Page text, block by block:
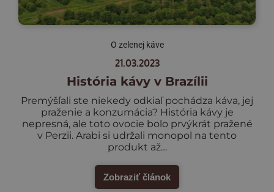
O zelenej káve
21.03.2023
História kávy v Brazílii
Premýšľali ste niekedy odkiaľ pochádza káva, jej
praženie a konzumácia? História kávy je
nepresná, ale toto ovocie bolo prvýkrát pražené
v Perzii. Arabi si udržali monopol na tento
produkt až…
Zobraziť článok